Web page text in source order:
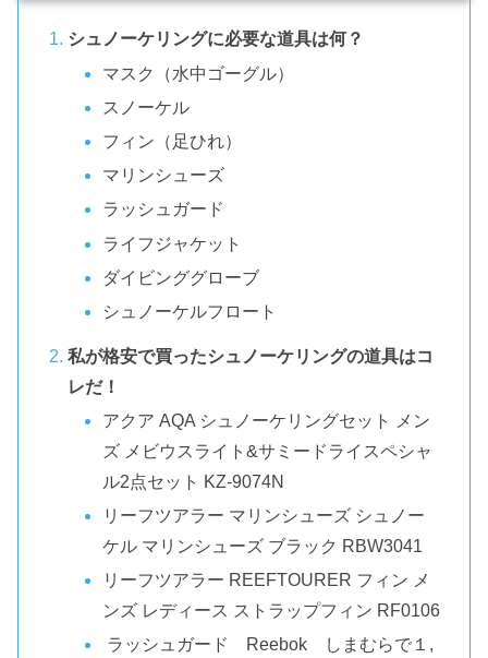
シュノーケリングに必要な道具は何？
マスク（水中ゴーグル）
スノーケル
フィン（足ひれ）
マリンシューズ
ラッシュガード
ライフジャケット
ダイビンググローブ
シュノーケルフロート
私が格安で買ったシュノーケリングの道具はコ
レだ！
アクア AQA シュノーケリングセット メン
ズ メビウスライト&サミードライスペシャ
ル2点セット KZ-9074N
リーフツアラー マリンシューズ シュノー
ケル マリンシューズ ブラック RBW3041
リーフツアラー REEFTOURER フィン メ
ンズ レディース ストラップフィン RF0106
ラッシュガード Reebok しまむらで１,